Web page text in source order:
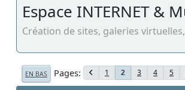
Espace INTERNET &
Création de sites, galeries
EN BAS Pages 1 2 3 4 5